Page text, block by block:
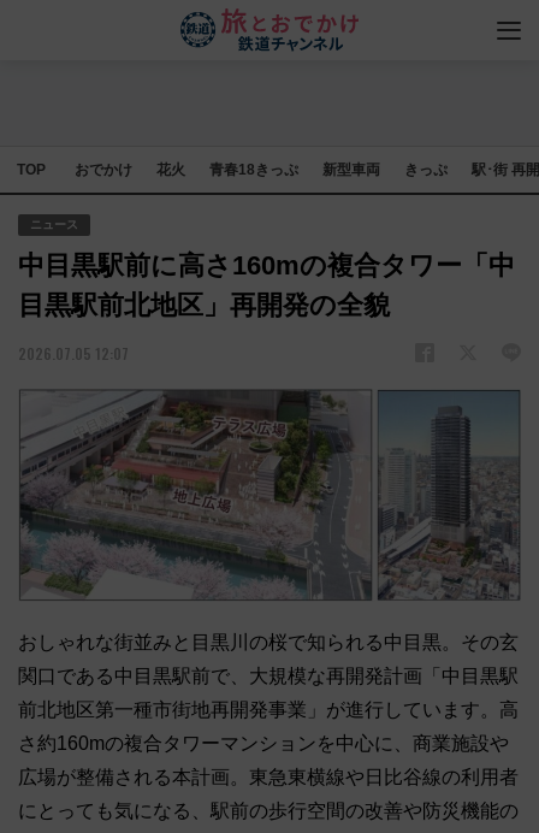
TOP おでかけ 花火 青春18きっぷ 新型車両 きっぷ 駅･街 再
ニュース
中目黒駅前に高さ160mの複合タワー「中
目黒駅前北地区」再開発の全貌
2026.07.05 12:07
おしゃれな街並みと目黒川の桜で知られる中目黒。その玄
関口である中目黒駅前で、大規模な再開発計画「中目黒駅
前北地区第一種市街地再開発事業」が進行しています。高
さ約160mの複合タワーマンションを中心に、商業施設や
広場が整備される本計画。東急東横線や日比谷線の利用者
にとっても気になる、駅前の歩行空間の改善や防災機能の